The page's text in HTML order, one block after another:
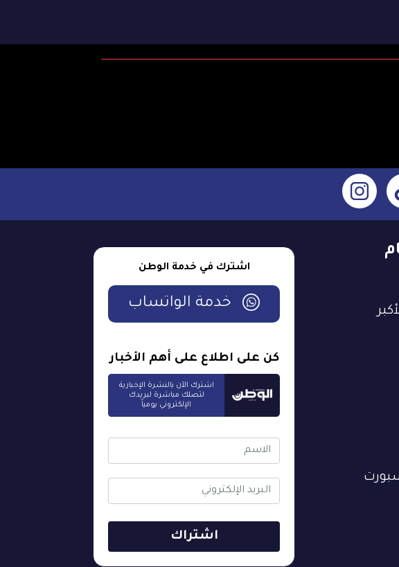
اشترك في خدمة الوطن
خدمة الواتساب
كن على اطلاع على أهم الأخبار
اشترك الآن بالنشرة الإخبارية
لتصلك مباشرة لبريدك
الإلكتروني يومياً
اشتراك